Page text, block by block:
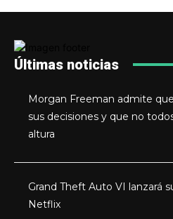
Últimas noticias
Morgan Freeman admite
sus decisiones y que no
altura
Grand Theft Auto VI lanzará
Netflix